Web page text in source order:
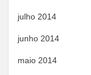
julho 2014
junho 2014
maio 2014